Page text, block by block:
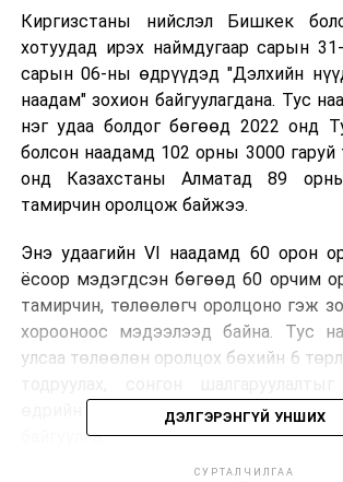
Киргизстаны нийслэл Бишкек
хотуудад ирэх наймдугаар сарын
сарын 06-ны өдрүүдэд "Дэлхийн
наадам" зохион байгуулагдана. Тус
нэг удаа болдог бөгөөд 2022 онд
болсон наадамд 102 орны 3000 гаруй
онд Казахстаны Алматад 89
тамирчин оролцож байжээ.
Энэ удаагийн VI наадамд 60 орон
ёсоор мэдэгдсэн бөгөөд 60 орчим
тамирчин, төлөөлөгч оролцоно гэж
хорооноос мэдээлээд байна. Тус
улсаа төлөөлөн оролцох бөхийн 6
өдрийн 11.00 цагт Монгол бөхийн
байгуулна.
ДЭЛГЭРЭНГҮЙ УНШИХ
СУРТАЛЧИЛГАА